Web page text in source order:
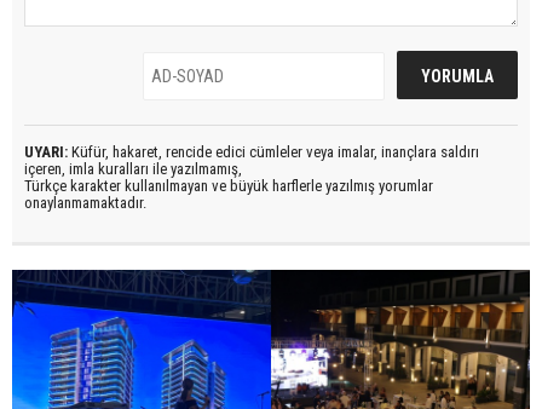
UYARI: Küfür, hakaret, rencide edici cümleler veya imalar, inançlara saldırı
içeren, imla kuralları ile yazılmamış,
Türkçe karakter kullanılmayan ve büyük harflerle yazılmış yorumlar
onaylanmamaktadır.